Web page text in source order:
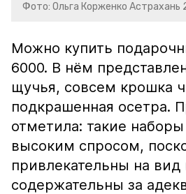
Фото: Ольга Корженко Астрахань
Можно купить
6000. В нём
щучья, совсем крошка
подкрашенная осетра.
отметила: такие наборы
высоким спросом,
привлекательны на вид
содержательны за